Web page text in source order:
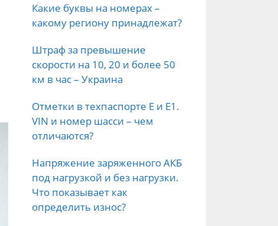
Какие буквы на номерах –
какому региону принадлежат?
Штраф за превышение
скорости на 10, 20 и более 50
км в час – Украина
Отметки в техпаспорте E и E1.
VIN и номер шасси – чем
отличаются?
Напряжение заряженного АКБ
под нагрузкой и без нагрузки.
Что показывает как
определить износ?